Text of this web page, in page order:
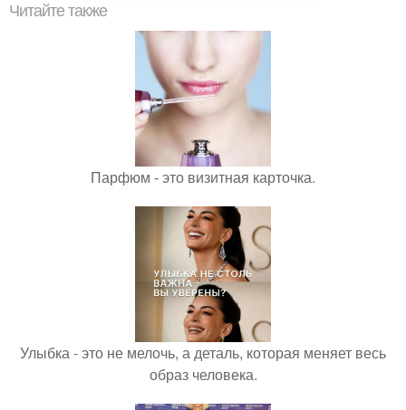
Читайте также
Парфюм - это визитная карточка.
Улыбка - это не мелочь, а деталь, которая меняет весь
образ человека.